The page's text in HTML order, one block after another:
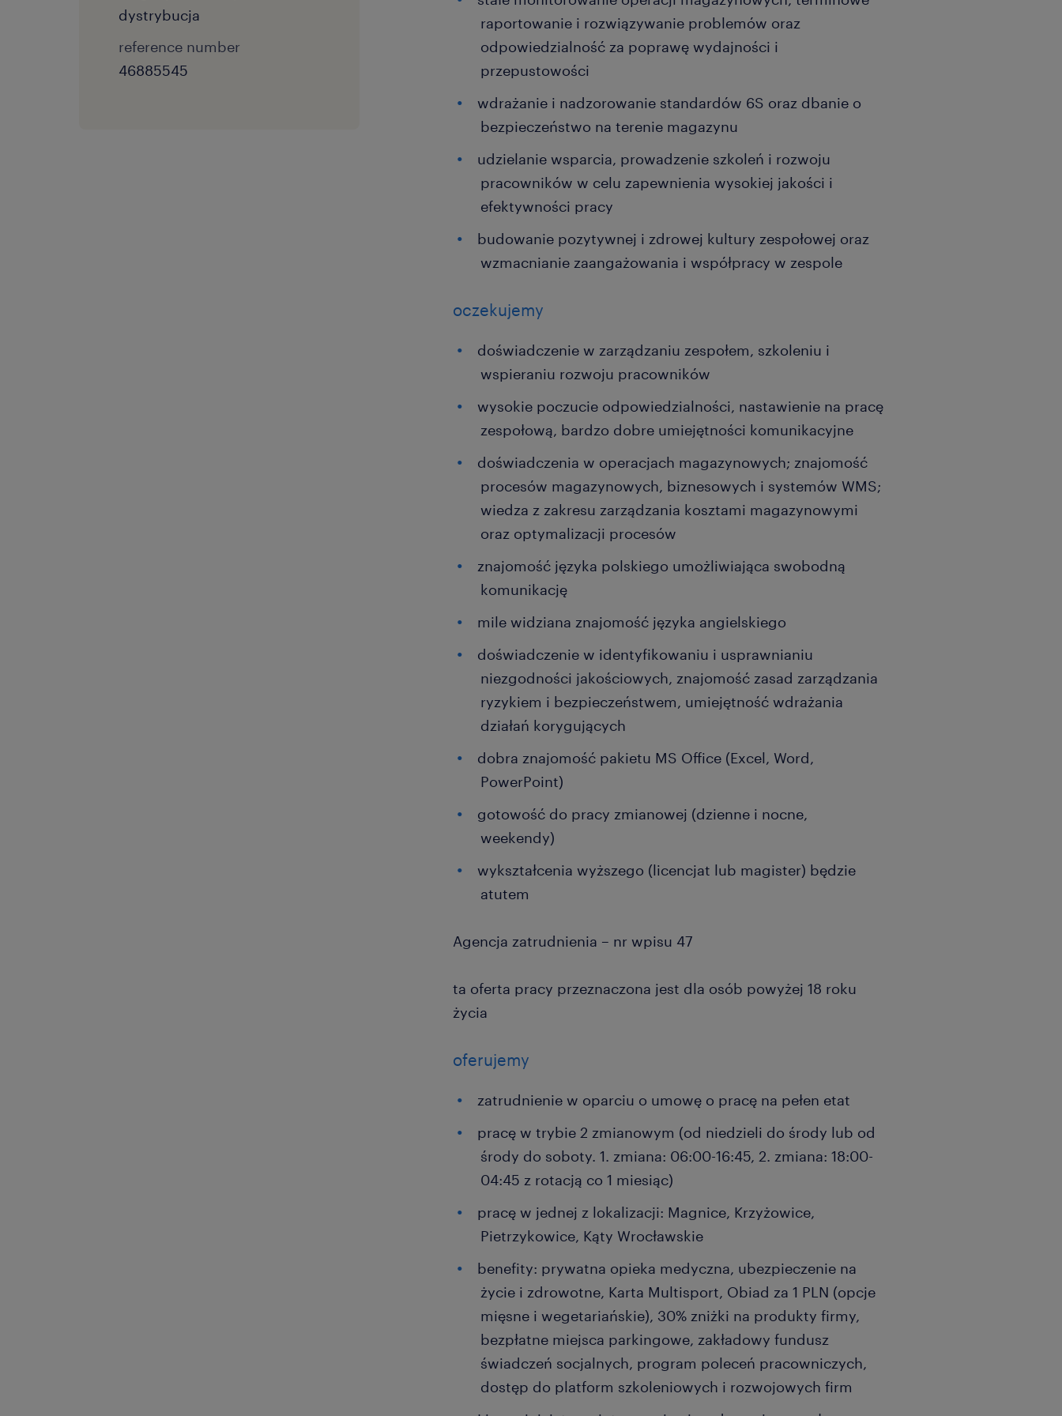
dystrybucja
reference number
46885545
raportowanie i rozwiązywanie problemów oraz
odpowiedzialność za poprawę wydajności i
przepustowości
wdrażanie i nadzorowanie standardów 6S oraz dbanie o
bezpieczeństwo na terenie magazynu
udzielanie wsparcia, prowadzenie szkoleń i rozwoju
pracowników w celu zapewnienia wysokiej jakości i
efektywności pracy
budowanie pozytywnej i zdrowej kultury zespołowej oraz
wzmacnianie zaangażowania i współpracy w zespole
oczekujemy
doświadczenie w zarządzaniu zespołem, szkoleniu i
wspieraniu rozwoju pracowników
wysokie poczucie odpowiedzialności, nastawienie na pracę
zespołową, bardzo dobre umiejętności komunikacyjne
doświadczenia w operacjach magazynowych; znajomość
procesów magazynowych, biznesowych i systemów WMS;
wiedza z zakresu zarządzania kosztami magazynowymi
oraz optymalizacji procesów
znajomość języka polskiego umożliwiająca swobodną
komunikację
mile widziana znajomość języka angielskiego
doświadczenie w identyfikowaniu i usprawnianiu
niezgodności jakościowych, znajomość zasad zarządzania
ryzykiem i bezpieczeństwem, umiejętność wdrażania
działań korygujących
dobra znajomość pakietu MS Office (Excel, Word,
PowerPoint)
gotowość do pracy zmianowej (dzienne i nocne,
weekendy)
wykształcenia wyższego (licencjat lub magister) będzie
atutem
Agencja zatrudnienia – nr wpisu 47
ta oferta pracy przeznaczona jest dla osób powyżej 18 roku
życia
oferujemy
zatrudnienie w oparciu o umowę o pracę na pełen etat
pracę w trybie 2 zmianowym (od niedzieli do środy lub od
środy do soboty. 1. zmiana: 06:00-16:45, 2. zmiana: 18:00-
04:45 z rotacją co 1 miesiąc)
pracę w jednej z lokalizacji: Magnice, Krzyżowice,
Pietrzykowice, Kąty Wrocławskie
benefity: prywatna opieka medyczna, ubezpieczenie na
życie i zdrowotne, Karta Multisport, Obiad za 1 PLN (opcje
mięsne i wegetariańskie), 30% zniżki na produkty firmy,
bezpłatne miejsca parkingowe, zakładowy fundusz
świadczeń socjalnych, program poleceń pracowniczych,
dostęp do platform szkoleniowych i rozwojowych firm